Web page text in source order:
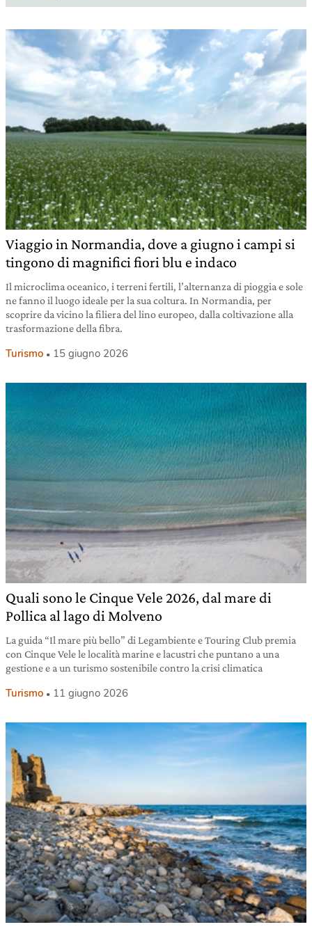
Viaggio in Normandia, dove a giugno i campi si
tingono di magnifici fiori blu e indaco
Il microclima oceanico, i terreni fertili, l’alternanza di pioggia e sole
ne fanno il luogo ideale per la sua coltura. In Normandia, per
scoprire da vicino la filiera del lino europeo, dalla coltivazione alla
trasformazione della fibra.
Turismo 15 giugno 2026
Quali sono le Cinque Vele 2026, dal mare di
Pollica al lago di Molveno
La guida “Il mare più bello” di Legambiente e Touring Club premia
con Cinque Vele le località marine e lacustri che puntano a una
gestione e a un turismo sostenibile contro la crisi climatica
Turismo 11 giugno 2026